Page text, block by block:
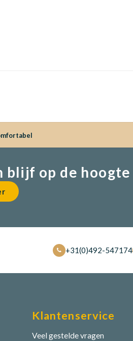
blijf op de hoogte
+31(0)492-547174
Klantenservice
Veel gestelde vragen